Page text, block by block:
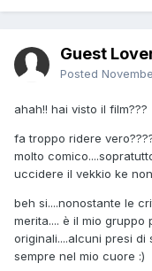
Guest
Posted
ahah!! hai visto il film???
fa troppo ridere
molto
uccidere il vekkio ke non
beh si....nonostante le
merita.... è il mio gruppo
originali....alcuni presi di
sempre nel mio cuore :)